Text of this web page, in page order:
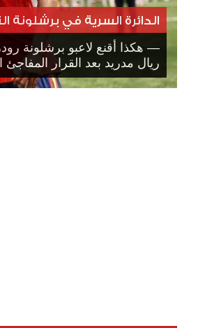
الدائرة السرية في
— هكذا أقنع لاعبو برشلونة
ريال مدريد بعد القرار المفاجئ